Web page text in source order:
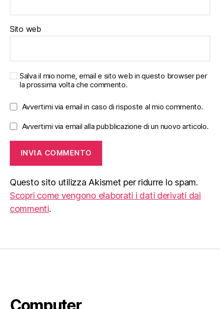
Sito web
Salva il mio nome, email e sito web in questo browser per
la prossima volta che commento.
Avvertimi via email in caso di risposte al mio commento.
Avvertimi via email alla pubblicazione di un nuovo articolo.
Questo sito utilizza Akismet per ridurre lo spam.
Scopri come vengono elaborati i dati derivati dai
commenti.
Computer